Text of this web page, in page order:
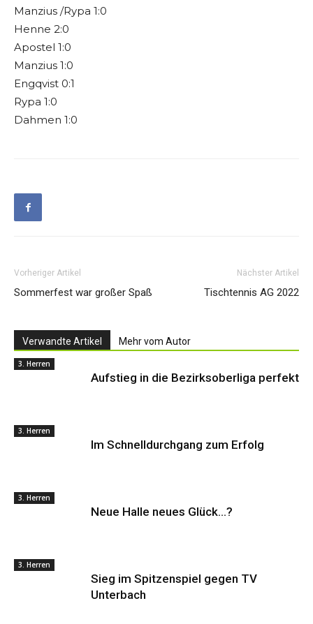
Manzius /Rypa 1:0
Henne 2:0
Apostel 1:0
Manzius 1:0
Engqvist 0:1
Rypa 1:0
Dahmen 1:0
Vorheriger Artikel
Sommerfest war großer Spaß
Nächster Artikel
Tischtennis AG 2022
Verwandte Artikel Mehr vom Autor
3. Herren
Aufstieg in die Bezirksoberliga perfekt
3. Herren
Im Schnelldurchgang zum Erfolg
3. Herren
Neue Halle neues Glück…?
3. Herren
Sieg im Spitzenspiel gegen TV
Unterbach